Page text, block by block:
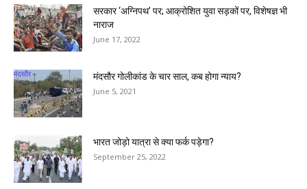
सरकार ‘अग्निपथ’ पर; आक्रोशित युवा सड़कों पर, विशेषज्ञ भी
नाराज
June 17, 2022
मंदसौर गोलीकांड के चार साल, कब होगा न्याय?
June 5, 2021
भारत जोड़ो यात्रा से क्या फर्क पड़ेगा?
September 25, 2022